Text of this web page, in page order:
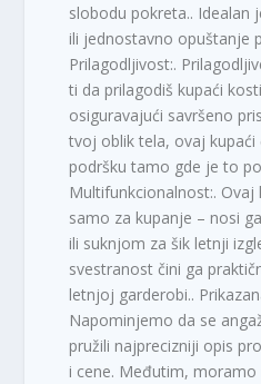
slobodu pokreta.. Idealan
ili jednostavno opuštanje
Prilagodljivost:.
ti da prilagodiš kupaći
osiguravajući savršeno
tvoj oblik tela, ovaj kupaći
podršku tamo gde je to
Multifunkcionalnost:.
samo za kupanje – nosi
ili suknjom za šik letnji
svestranost čini ga
letnjoj garderobi..
Napominjemo da se
pružili najprecizniji opis
i cene. Međutim,